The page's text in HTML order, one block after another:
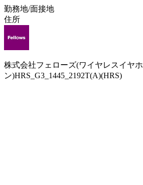
勤務地/面接地
住所
株式会社フェローズ(ワイヤレスイヤホ
ン)HRS_G3_1445_2192T(A)(HRS)